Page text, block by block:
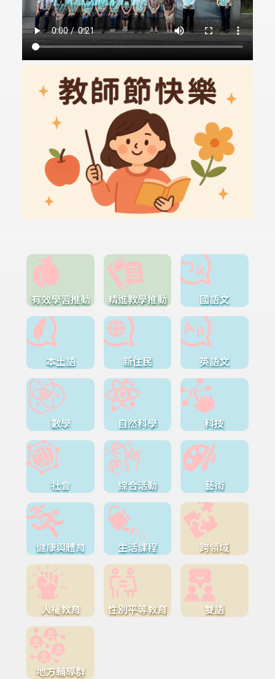
有效學習推動 精進教學推動 國語文
本土語 新住民 英語文
數學 自然科學 科技
社會 綜合活動 藝術
健康與體育 生活課程 跨領域
人權教育 性別平等教育 雙語
地方輔導群